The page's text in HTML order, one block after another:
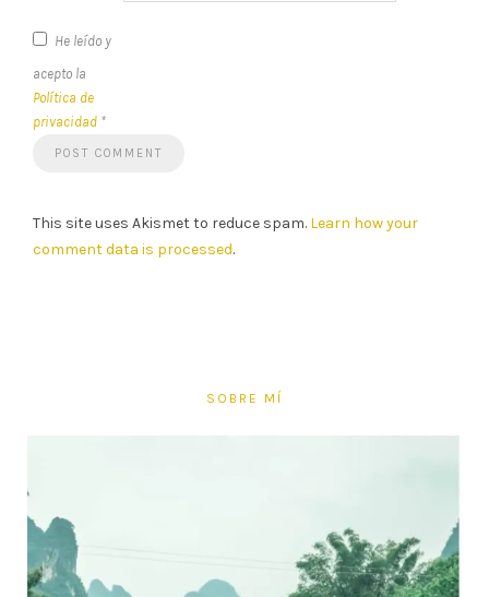
He leído y
acepto la
Política de
privacidad *
This site uses Akismet to reduce spam. Learn how your
comment data is processed.
SOBRE MÍ